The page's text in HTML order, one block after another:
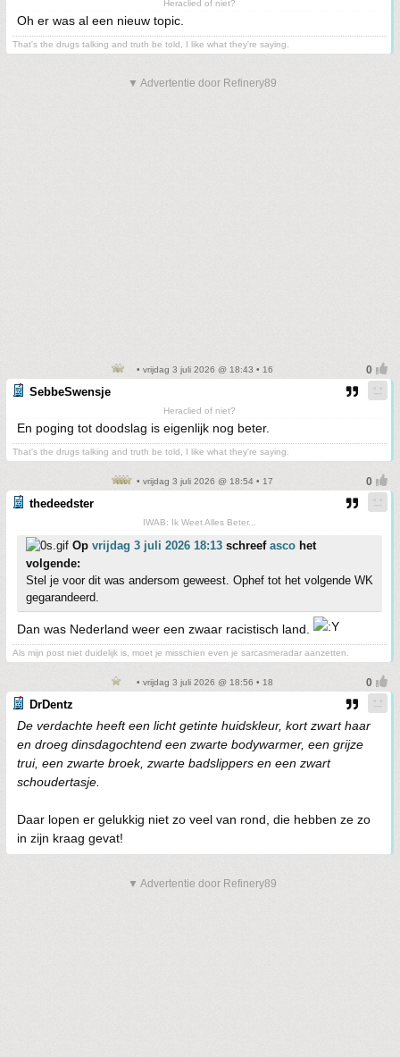
Heraclied of niet?
Oh er was al een nieuw topic.
That's the drugs talking and truth be told, I like what they're saying.
▼ Advertentie door Refinery89
• vrijdag 3 juli 2026 @ 18:43 • 16
SebbeSwensje
Heraclied of niet?
En poging tot doodslag is eigenlijk nog beter.
That's the drugs talking and truth be told, I like what they're saying.
• vrijdag 3 juli 2026 @ 18:54 • 17
thedeedster
IWAB: Ik Weet Alles Beter...
Op vrijdag 3 juli 2026 18:13 schreef asco het
volgende:
Stel je voor dit was andersom geweest. Ophef tot het volgende WK
gegarandeerd.
Dan was Nederland weer een zwaar racistisch land.
Als mijn post niet duidelijk is, moet je misschien even je sarcasmeradar aanzetten.
• vrijdag 3 juli 2026 @ 18:56 • 18
DrDentz
De verdachte heeft een licht getinte huidskleur, kort zwart haar
en droeg dinsdagochtend een zwarte bodywarmer, een grijze
trui, een zwarte broek, zwarte badslippers en een zwart
schoudertasje.
Daar lopen er gelukkig niet zo veel van rond, die hebben ze zo
in zijn kraag gevat!
▼ Advertentie door Refinery89